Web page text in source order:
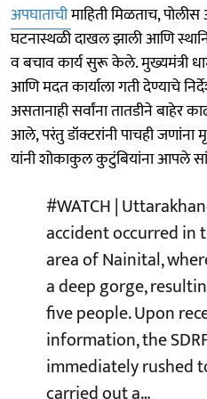
अपघाताचीमाहिती मिळताच,
घटनास्थळी दाखल झाली आणि
व बचाव कार्य सुरू केले. मुख्यमंत्री
आणि मदत कार्याला गती देण्याचे
असतानाही सर्वांना तातडीने बाहेर
आले, परंतु डॉक्टरांनी पाचही जणांना
यांनी शोकाकुल कुटुंबियांना आपले
#WATCH|
accident occurred in
area of Nainital,
a deep gorge,
five people. Upon
information, the
immediately rushed